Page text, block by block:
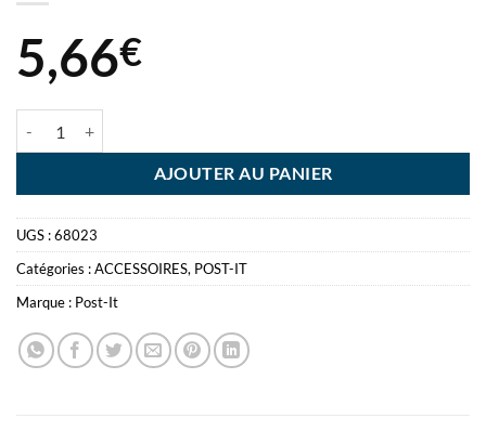
5,66€
AJOUTER AU PANIER
UGS :68023
Catégories :ACCESSOIRES, POST-IT
Marque : Post-It